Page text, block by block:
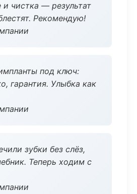
и чистка — результат
Рекомендую!
под ключ:
гарантия. Улыбка как
зубки без слёз,
Теперь ходим с